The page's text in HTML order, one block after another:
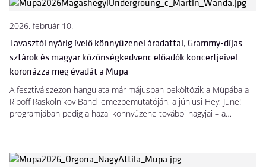
2026. február 10.
Tavasztól nyárig ívelő könnyűzenei áradattal, Grammy-díjas
sztárok és magyar közönségkedvenc előadók koncertjeivel
koronázza meg évadát a Müpa
A fesztiválszezon hangulata már májusban beköltözik a Müpába a
Ripoff Raskolnikov Band lemezbemutatóján, a júniusi Hey, June!
programjában pedig a hazai könnyűzene további nagyjai – a
elemek színesítik a koncerteket. Ráadásként júliusban Grammy-